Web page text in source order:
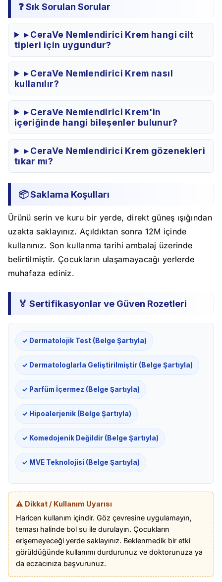
❓ Sık Sorulan Sorular
▸ CeraVe Nemlendirici Krem hangi cilt
tipleri için uygundur?
▸ CeraVe Nemlendirici Krem nasıl
kullanılır?
▸ CeraVe Nemlendirici Krem'in
içeriğinde hangi bileşenler bulunur?
▸ CeraVe Nemlendirici Krem gözenekleri
tıkar mı?
📦 Saklama Koşulları
Ürünü serin ve kuru bir yerde, direkt güneş ışığından
uzakta saklayınız. Açıldıktan sonra 12M içinde
kullanınız. Son kullanma tarihi ambalaj üzerinde
belirtilmiştir. Çocukların ulaşamayacağı yerlerde
muhafaza ediniz.
🏅 Sertifikasyonlar ve Güven Rozetleri
✓ Dermatolojik Test (Belge Şartıyla)
✓ Dermatologlarla Geliştirilmiştir (Belge Şartıyla)
✓ Parfüm İçermez (Belge Şartıyla)
✓ Hipoalerjenik (Belge Şartıyla)
✓ Komedojenik Değildir (Belge Şartıyla)
✓ MVE Teknolojisi (Belge Şartıyla)
⚠️ Dikkat / Kullanım Uyarısı
Haricen kullanım içindir. Göz çevresine uygulamayın,
teması halinde bol su ile durulayın. Çocukların
erişemeyeceği yerde saklayınız. Beklenmedik bir etki
görüldüğünde kullanımı durdurunuz ve doktorunuza ya
da eczacınıza başvurunuz.